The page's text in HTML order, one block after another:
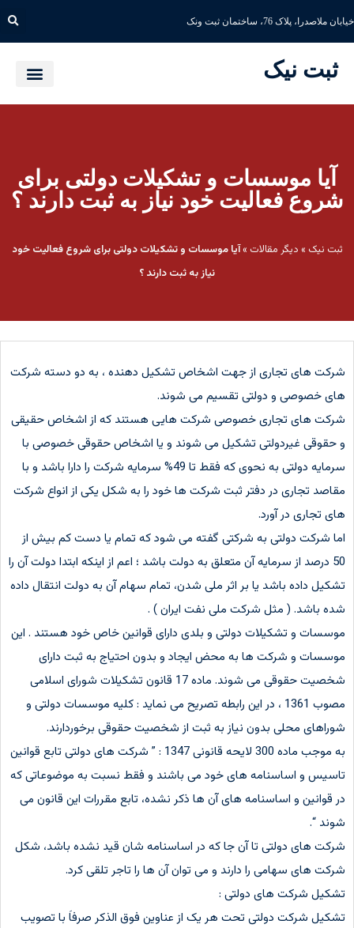
خیابان ملاصدرا، پلاک 76، ساختمان ثبت ونک
ثبت نیک
آیا موسسات و تشکیلات دولتی برای
شروع فعالیت خود نیاز به ثبت دارند ؟
ثبت نیک » دیگر مقالات »آیا موسسات و تشکیلات دولتی برای شروع فعالیت خود
نیاز به ثبت دارند ؟
شرکت های تجاری از جهت اشخاص تشکیل دهنده ، به دو دسته شرکت
های خصوصی و دولتی تقسیم می شوند.
شرکت های تجاری خصوصی شرکت هایی هستند که از اشخاص حقیقی
و حقوقی غیردولتی تشکیل می شوند و یا اشخاص حقوقی خصوصی با
سرمایه دولتی به نحوی که فقط تا 49% سرمایه شرکت را دارا باشد و با
مقاصد تجاری در دفتر ثبت شرکت ها خود را به شکل یکی از انواع شرکت
های تجاری در آورد.
اما شرکت دولتی به شرکتی گفته می شود که تمام یا دست کم بیش از
50 درصد از سرمایه آن متعلق به دولت باشد ؛ اعم از اینکه ابتدا دولت آن را
تشکیل داده باشد یا بر اثر ملی شدن، تمام سهام آن به دولت انتقال داده
شده باشد. ( مثل شرکت ملی نفت ایران ) .
موسسات و تشکیلات دولتی و بلدی دارای قوانین خاص خود هستند . این
موسسات و شرکت ها به محض ایجاد و بدون احتیاج به ثبت دارای
شخصیت حقوقی می شوند. ماده 17 قانون تشکیلات شورای اسلامی
مصوب 1361 ، در این رابطه تصریح می نماید : کلیه موسسات دولتی و
شوراهای محلی بدون نیاز به ثبت از شخصیت حقوقی برخوردارند.
به موجب ماده 300 لایحه قانونی 1347 : ” شرکت های دولتی تابع قوانین
تاسیس و اساسنامه های خود می باشند و فقط نسبت به موضوعاتی که
در قوانین و اساسنامه های آن ها ذکر نشده، تابع مقررات این قانون می
شوند “.
شرکت های دولتی تا آن جا که در اساسنامه شان قید نشده باشد، شکل
شرکت های سهامی را دارند و می توان آن ها را تاجر تلقی کرد.
تشکیل شرکت های دولتی :
تشکیل شرکت دولتی تحت هر یک از عناوین فوق الذکر صرفاَ با تصویب